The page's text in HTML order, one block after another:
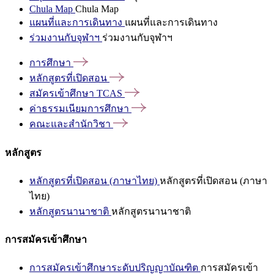
Chula Map Chula Map
แผนที่และการเดินทาง แผนที่และการเดินทาง
ร่วมงานกับจุฬาฯ ร่วมงานกับจุฬาฯ
การศึกษา
หลักสูตรที่เปิดสอน
สมัครเข้าศึกษา TCAS
ค่าธรรมเนียมการศึกษา
คณะและสำนักวิชา
หลักสูตร
หลักสูตรที่เปิดสอน (ภาษาไทย) หลักสูตรที่เปิดสอน (ภาษา
ไทย)
หลักสูตรนานาชาติ หลักสูตรนานาชาติ
การสมัครเข้าศึกษา
การสมัครเข้าศึกษาระดับปริญญาบัณฑิต การสมัครเข้า